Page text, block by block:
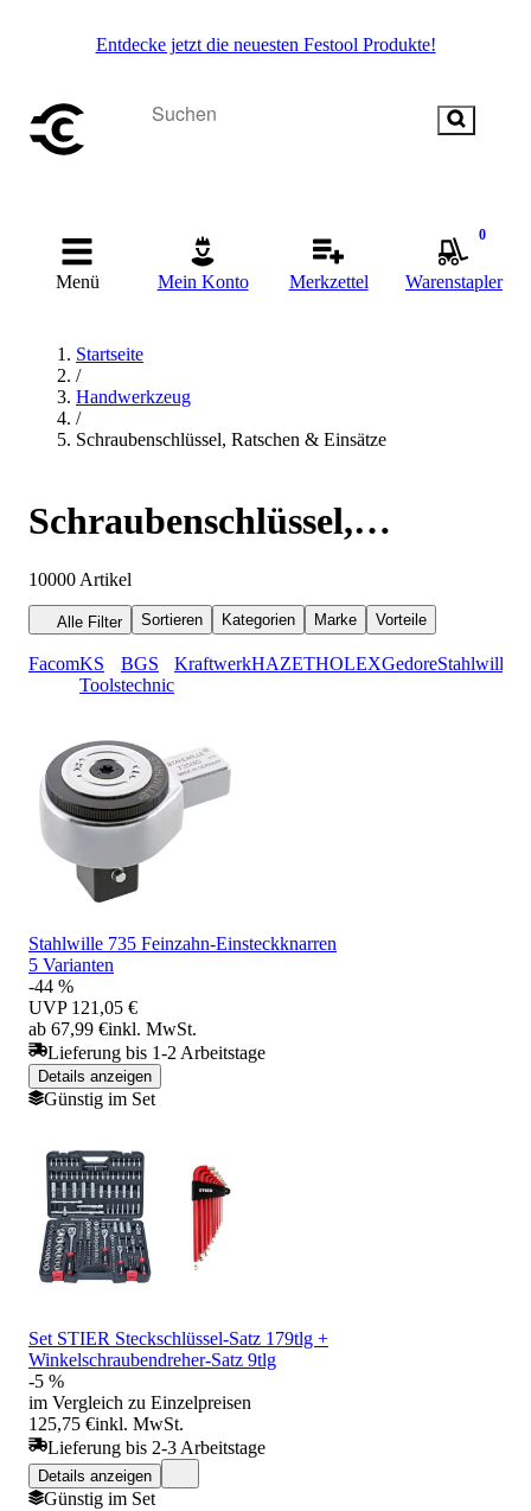
Entdecke jetzt die neuesten Festool Produkte!
Menü Mein Konto Merkzettel
0
Warenstapler
Startseite
/
Handwerkzeug
/
Schraubenschlüssel, Ratschen & Einsätze
Schraubenschlüssel,
Ratschen & Einsätze
10000 Artikel
Alle Filter Sortieren Kategorien Marke Vorteile
FacomKS
Tools
BGS
technic
KraftwerkHAZETHOLEXGedoreStahlwille
Stahlwille 735 Feinzahn-Einsteckknarren
5 Varianten
-44 %
UVP 121,05 €
ab 67,99 €inkl. MwSt.
Lieferung bis 1-2 Arbeitstage
Details anzeigen
Günstig im Set
Set STIER Steckschlüssel-Satz 179tlg +
Winkelschraubendreher-Satz 9tlg
-5 %
im Vergleich zu Einzelpreisen
125,75 €inkl. MwSt.
Lieferung bis 2-3 Arbeitstage
Details anzeigen
Günstig im Set